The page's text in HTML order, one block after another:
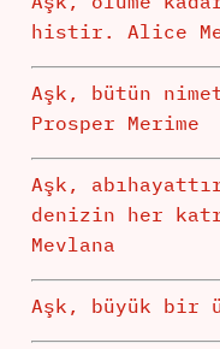
histir. Alice
Aşk, bütün
Prosper Merime
Aşk,
denizin her
Mevlana
Aşk, büyük bir